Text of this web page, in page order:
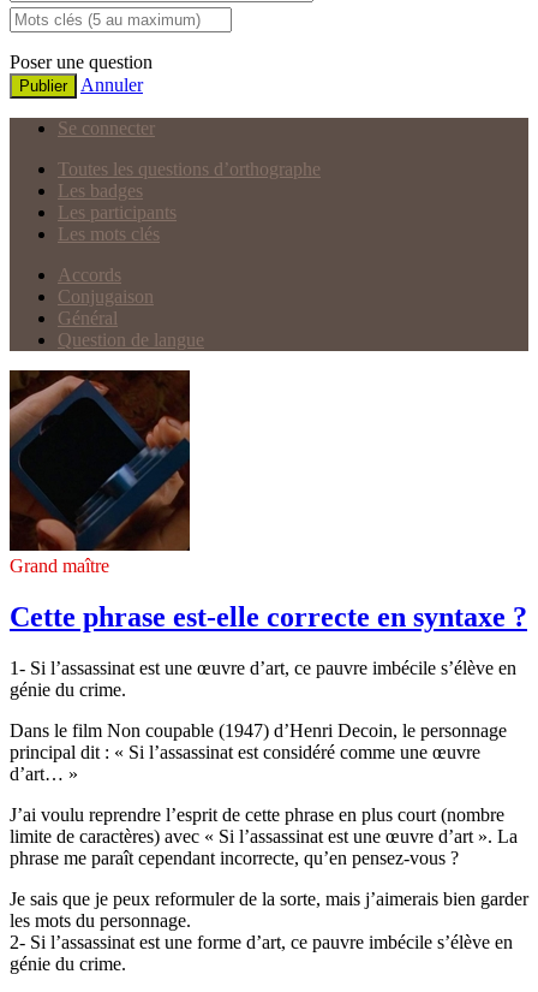
Poser une question
Publier Annuler
Se connecter
Toutes les questions d’orthographe
Les badges
Les participants
Les mots clés
Accords
Conjugaison
Général
Question de langue
Grand maître
Cette phrase est-elle correcte en syntaxe ?
1- Si l’assassinat est une œuvre d’art, ce pauvre imbécile s’élève en
génie du crime.
Dans le film Non coupable (1947) d’Henri Decoin, le personnage
principal dit : « Si l’assassinat est considéré comme une œuvre
d’art… »
J’ai voulu reprendre l’esprit de cette phrase en plus court (nombre
limite de caractères) avec « Si l’assassinat est une œuvre d’art ». La
phrase me paraît cependant incorrecte, qu’en pensez-vous ?
Je sais que je peux reformuler de la sorte, mais j’aimerais bien garder
les mots du personnage.
2- Si l’assassinat est une forme d’art, ce pauvre imbécile s’élève en
génie du crime.